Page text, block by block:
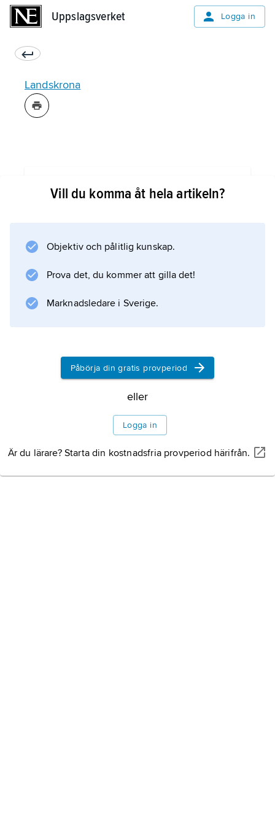
Uppslagsverket Logga in
Landskrona
Vill du komma åt hela artikeln?
Objektiv och pålitlig kunskap.
Prova det, du kommer att gilla det!
Marknadsledare i Sverige.
Påbörja din gratis provperiod
eller
Logga in
Är du lärare? Starta din kostnadsfria provperiod härifrån.